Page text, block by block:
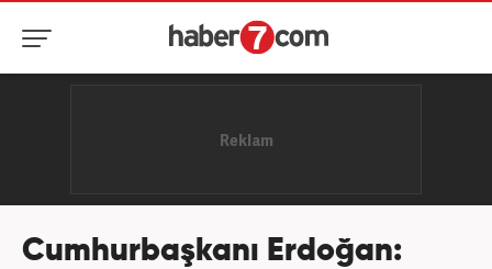
Cumhurbaşkanı Erdoğan: